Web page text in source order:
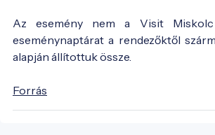
Az esemény nem a Visit Miskolc
eseménynaptárat a rendezőktől
alapján állítottuk össze.
Forrás